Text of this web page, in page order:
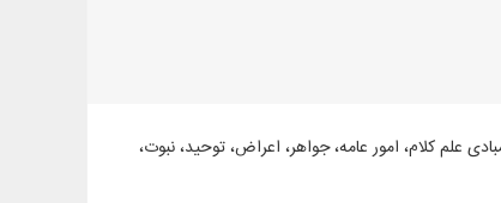
علم کلام، امور عامه، جواهر، اعراض، توحید، نبوت،